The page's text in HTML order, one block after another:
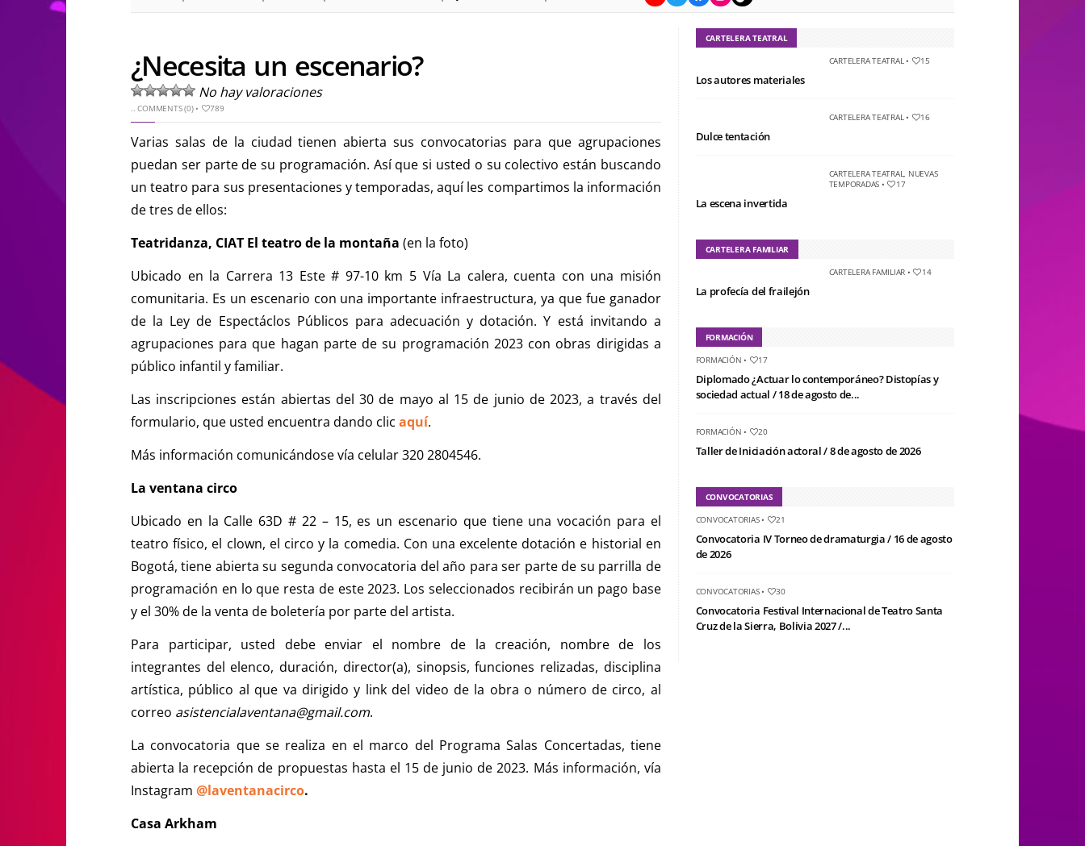
¿Necesita un escenario?
No hay valoraciones
..COMMENTS (0)• 789
Varias salas de la ciudad tienen abierta sus convocatorias para que agrupaciones
puedan ser parte de su programación. Así que si usted o su colectivo están buscando
un teatro para sus presentaciones y temporadas, aquí les compartimos la información
de tres de ellos:
Teatridanza, CIAT El teatro de la montaña (en la foto)
Ubicado en la Carrera 13 Este # 97-10 km 5 Vía La calera, cuenta con una misión
comunitaria. Es un escenario con una importante infraestructura, ya que fue ganador
de la Ley de Espectáclos Públicos para adecuación y dotación. Y está invitando a
agrupaciones para que hagan parte de su programación 2023 con obras dirigidas a
público infantil y familiar.
Las inscripciones están abiertas del 30 de mayo al 15 de junio de 2023, a través del
formulario, que usted encuentra dando clic aquí.
Más información comunicándose vía celular 320 2804546.
La ventana circo
Ubicado en la Calle 63D # 22 – 15, es un escenario que tiene una vocación para el
teatro físico, el clown, el circo y la comedia. Con una excelente dotación e historial en
Bogotá, tiene abierta su segunda convocatoria del año para ser parte de su parrilla de
programación en lo que resta de este 2023. Los seleccionados recibirán un pago base
y el 30% de la venta de boletería por parte del artista.
Para participar, usted debe enviar el nombre de la creación, nombre de los
integrantes del elenco, duración, director(a), sinopsis, funciones relizadas, disciplina
artística, público al que va dirigido y link del video de la obra o número de circo, al
correo asistencialaventana@gmail.com.
La convocatoria que se realiza en el marco del Programa Salas Concertadas, tiene
abierta la recepción de propuestas hasta el 15 de junio de 2023. Más información, vía
Instagram @laventanacirco.
Casa Arkham
CARTELERA TEATRAL
CARTELERA TEATRAL• 15
Los autores materiales
CARTELERA TEATRAL• 16
Dulce tentación
CARTELERA TEATRAL, NUEVAS
TEMPORADAS • 17
La escena invertida
CARTELERA FAMILIAR
CARTELERA FAMILIAR • 14
La profecía del frailejón
FORMACIÓN
FORMACIÓN • 17
Diplomado ¿Actuar lo contemporáneo? Distopías y
sociedad actual / 18 de agosto de...
FORMACIÓN • 20
Taller de Iniciación actoral / 8 de agosto de 2026
CONVOCATORIAS
CONVOCATORIAS• 21
Convocatoria IV Torneo de dramaturgia / 16 de agosto
de 2026
CONVOCATORIAS• 30
Convocatoria Festival Internacional de Teatro Santa
Cruz de la Sierra, Bolivia 2027 /...